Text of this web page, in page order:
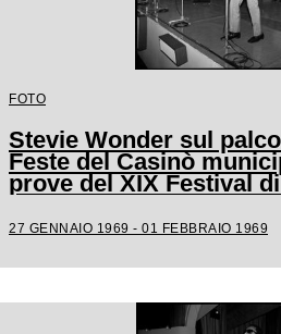
FOTO
Stevie Wonder sul
Feste del Casinò
prove del XIX Festival
27 GENNAIO 1969 - 01 FEBBRAIO 1969